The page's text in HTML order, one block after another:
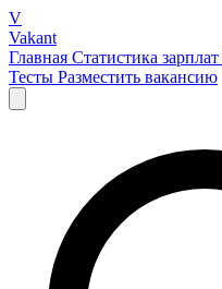
V
Vakant
Главная Статистика зарплат
Тесты Разместить вакансию